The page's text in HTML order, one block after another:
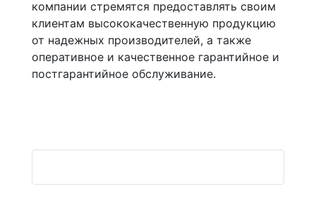
компании стремятся предоставлять своим
клиентам высококачественную продукцию
от надежных производителей, а также
оперативное и качественное гарантийное и
постгарантийное обслуживание.